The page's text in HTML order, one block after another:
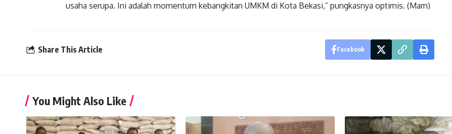
usaha serupa. Ini adalah momentum kebangkitan UMKM di Kota Bekasi,” pungkasnya optimis. (Mam)
Share This Article Facebook
You Might Also Like